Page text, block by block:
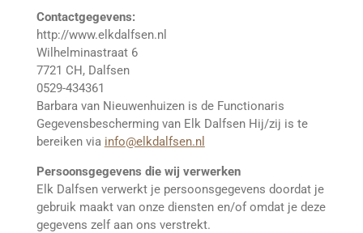
Contactgegevens:
http://www.elkdalfsen.nl
Wilhelminastraat 6
7721 CH, Dalfsen
0529-434361
Barbara van Nieuwenhuizen is de Functionaris
Gegevensbescherming van Elk Dalfsen Hij/zij is te
bereiken via info@elkdalfsen.nl
Persoonsgegevens die wij verwerken
Elk Dalfsen verwerkt je persoonsgegevens doordat je
gebruik maakt van onze diensten en/of omdat je deze
gegevens zelf aan ons verstrekt.